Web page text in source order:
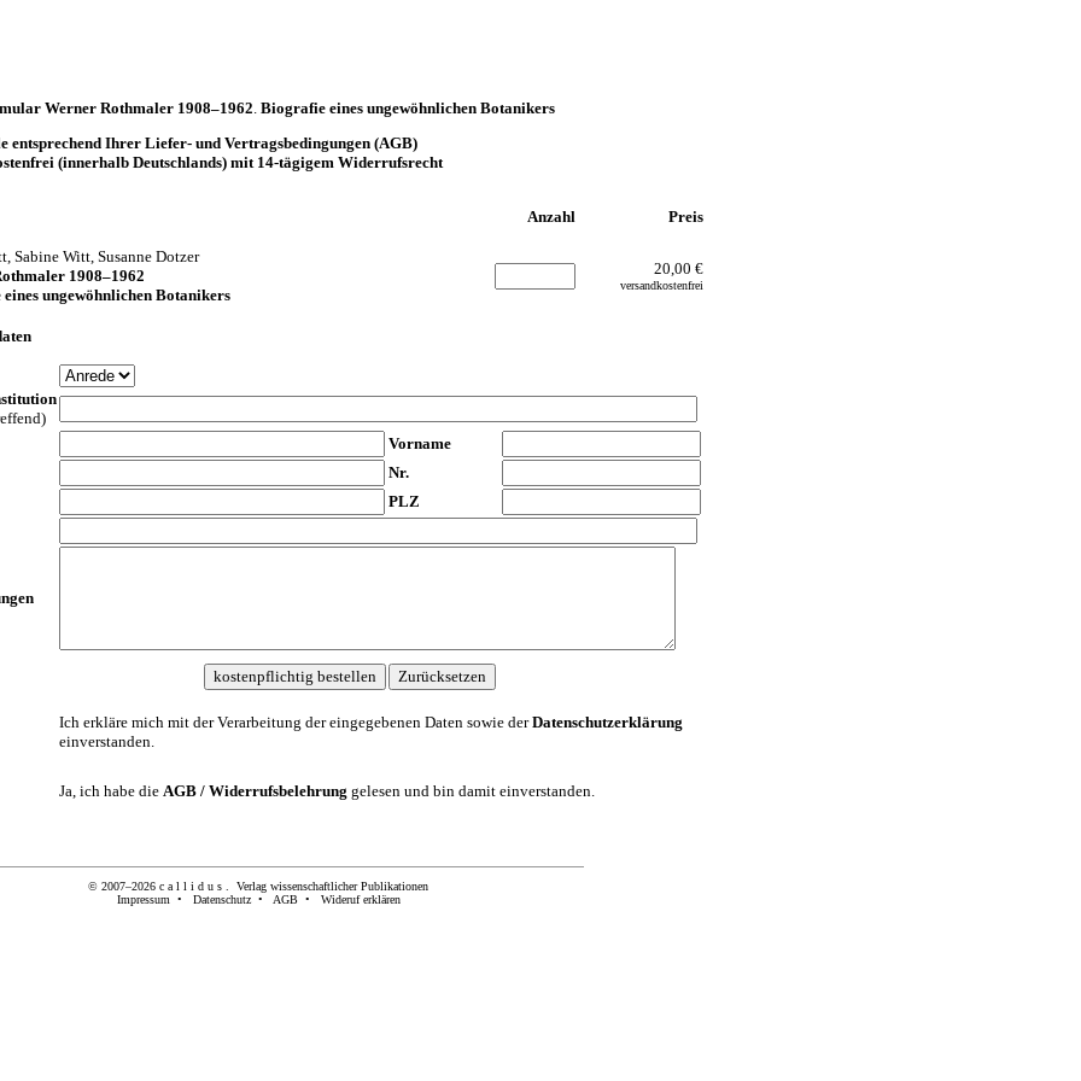
Werner Rothmaler 1908–1962. Biografie eines ungewöhnlichen Botanikers
entsprechend Ihrer Liefer- und Vertragsbedingungen (AGB)
(innerhalb Deutschlands) mit 14-tägigem Widerrufsrecht
Anzahl Preis
Sabine Witt, Susanne Dotzer
1908–1962
ungewöhnlichen Botanikers
20,00 €
versandkostenfrei
Vorname
Nr.
PLZ
Ich erkläre mich mit der Verarbeitung der eingegebenen Daten sowie derDatenschutzerklärung
einverstanden.
Ja, ich habe die AGB / Widerrufsbelehrung gelesen und bin damit einverstanden.
© 2007–2026 c a l l i d u s . Verlag wissenschaftlicher Publikationen
Impressum• Datenschutz• AGB• Wideruf erklären